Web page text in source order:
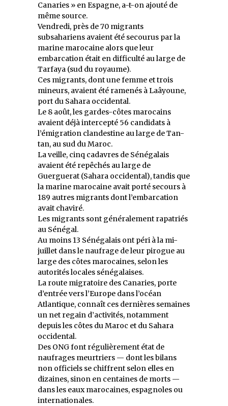
Canaries » en Espagne, a-t-on ajouté de
même source.
Vendredi, près de 70 migrants
subsahariens avaient été secourus par la
marine marocaine alors que leur
embarcation était en difficulté au large de
Tarfaya (sud du royaume).
Ces migrants, dont une femme et trois
mineurs, avaient été ramenés à Laâyoune,
port du Sahara occidental.
Le 8 août, les gardes-côtes marocains
avaient déjà intercepté 56 candidats à
l’émigration clandestine au large de Tan-
tan, au sud du Maroc.
La veille, cinq cadavres de Sénégalais
avaient été repêchés au large de
Guerguerat (Sahara occidental), tandis que
la marine marocaine avait porté secours à
189 autres migrants dont l’embarcation
avait chaviré.
Les migrants sont généralement rapatriés
au Sénégal.
Au moins 13 Sénégalais ont péri à la mi-
juillet dans le naufrage de leur pirogue au
large des côtes marocaines, selon les
autorités locales sénégalaises.
La route migratoire des Canaries, porte
d’entrée vers l’Europe dans l’océan
Atlantique, connaît ces dernières semaines
un net regain d’activités, notamment
depuis les côtes du Maroc et du Sahara
occidental.
Des ONG font régulièrement état de
naufrages meurtriers — dont les bilans
non officiels se chiffrent selon elles en
dizaines, sinon en centaines de morts —
dans les eaux marocaines, espagnoles ou
internationales.